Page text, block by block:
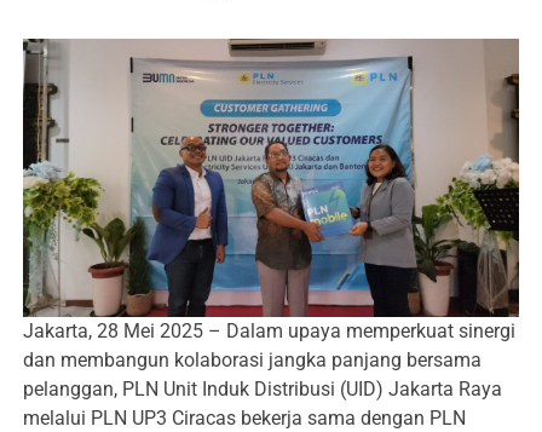
Jakarta, 28 Mei 2025 – Dalam upaya memperkuat sinergi
dan membangun kolaborasi jangka panjang bersama
pelanggan, PLN Unit Induk Distribusi (UID) Jakarta Raya
melalui PLN UP3 Ciracas bekerja sama dengan PLN